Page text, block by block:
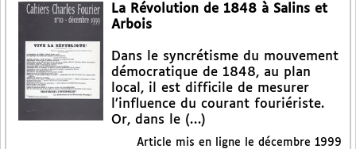
La Révolution de 1848 à Salins et
Arbois
Dans le syncrétisme du mouvement
démocratique de 1848, au plan
local, il est difficile de mesurer
l’influence du courant fouriériste.
Or, dans le (…)
Article mis en ligne le décembre 1999